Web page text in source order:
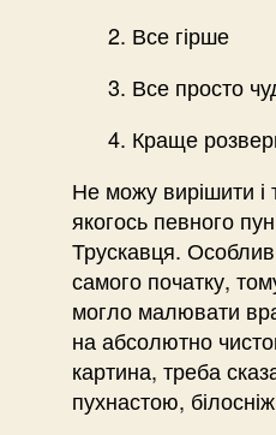
2. Все гірше
3. Все просто
4. Краще
Не можу вирішити і
якогось певного
Трускавця.
самого початку,
могло малювати
на абсолютно
картина, треба
пухнастою,